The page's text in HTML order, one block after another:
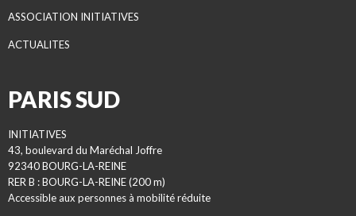
ASSOCIATION INITIATIVES
ACTUALITES
PARIS SUD
INITIATIVES
43, boulevard du Maréchal Joffre
92340 BOURG-LA-REINE
RER B : BOURG-LA-REINE (200 m)
Accessible aux personnes à mobilité réduite